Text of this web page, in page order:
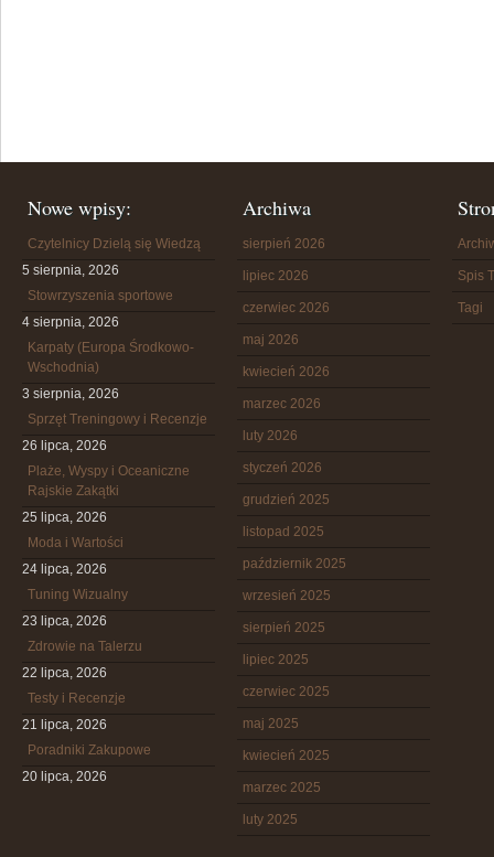
Nowe wpisy:
Czytelnicy Dzielą się Wiedzą
5 sierpnia, 2026
Stowrzyszenia sportowe
4 sierpnia, 2026
Karpaty (Europa Środkowo-
Wschodnia)
3 sierpnia, 2026
Sprzęt Treningowy i Recenzje
26 lipca, 2026
Plaże, Wyspy i Oceaniczne
Rajskie Zakątki
25 lipca, 2026
Moda i Wartości
24 lipca, 2026
Tuning Wizualny
23 lipca, 2026
Zdrowie na Talerzu
22 lipca, 2026
Testy i Recenzje
21 lipca, 2026
Poradniki Zakupowe
20 lipca, 2026
Archiwa
sierpień 2026
lipiec 2026
czerwiec 2026
maj 2026
kwiecień 2026
marzec 2026
luty 2026
styczeń 2026
grudzień 2025
listopad 2025
październik 2025
wrzesień 2025
sierpień 2025
lipiec 2025
czerwiec 2025
maj 2025
kwiecień 2025
marzec 2025
luty 2025
Spis
Tagi